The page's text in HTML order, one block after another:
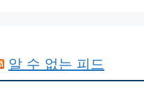
알 수 없는 피드